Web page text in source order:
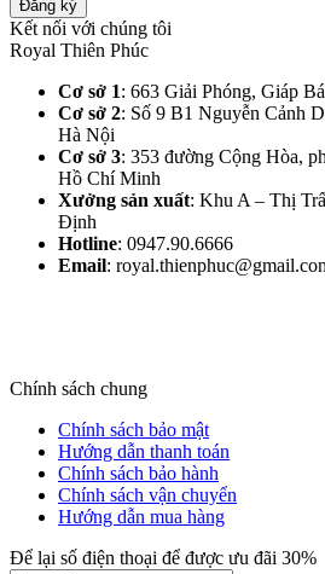
Đăng ký
Kết nối với chúng tôi
Royal Thiên Phúc
Cơ sở 1: 663 Giải Phóng, Giáp
Cơ sở 2: Số 9 B1 Nguyễn Cảnh
Hà Nội​
Cơ sở 3: 353 đường Cộng Hòa,
Hồ Chí Minh
Xưởng sản xuất: Khu A – Thị
Định​
Hotline: 0947.90.6666
Email:
Chính sách chung
Chính sách bảo mật
Hướng dẫn thanh toán
Chính sách bảo hành
Chính sách vận chuyển
Hướng dẫn mua hàng
Để lại số điện thoại để được ưu đãi 30%